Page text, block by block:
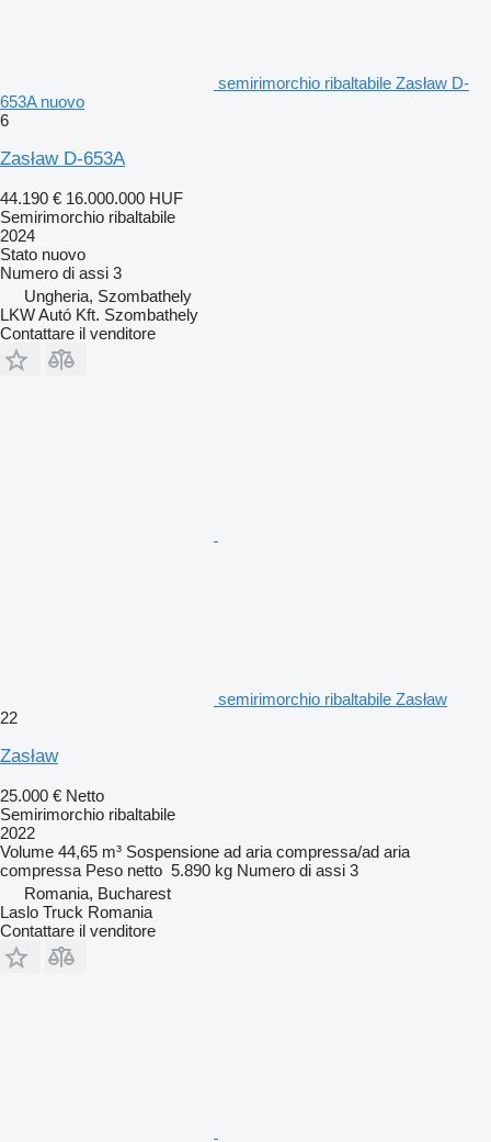
semirimorchio ribaltabile Zasław D-
653A nuovo
6
Zasław D-653A
44.190 € 16.000.000 HUF
Semirimorchio ribaltabile
2024
Stato nuovo
Numero di assi 3
Ungheria, Szombathely
LKW Autó Kft. Szombathely
Contattare il venditore
semirimorchio ribaltabile Zasław
22
Zasław
25.000 € Netto
Semirimorchio ribaltabile
2022
Volume 44,65 m³ Sospensione ad aria compressa/ad aria
compressa Peso netto 5.890 kg Numero di assi 3
Romania, Bucharest
Laslo Truck Romania
Contattare il venditore